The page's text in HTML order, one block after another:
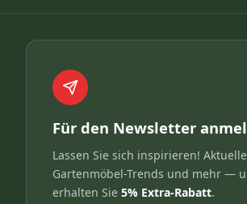
Für den Newsletter
Lassen Sie sich inspirieren!
Gartenmöbel-Trends und mehr —
erhalten Sie 5% Extra-Rabatt.